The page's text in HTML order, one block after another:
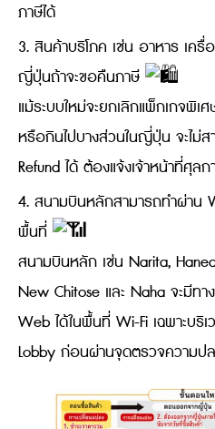
ภาษีได้
3. สินค้าบริโภค เช่น อาหาร เครื่
ญี่ปุ่นถ้าจะขอคืนภาษี
แม้ระบบใหม่จะยกเลิกแพ็กเกจพิเ
หรือกินไปบางส่วนในญี่ปุ่น จะไม่
Refund ได้ ต้องแจ้งเจ้าหน้าที่ศุล
4. สนามบินหลักสามารถทำผ่าน
พื้นที่
สนามบินหลัก เช่น Narita,
New Chitose และ Naha จะมีทา
Web ได้ในพื้นที่ Wi-Fi เฉพาะบริ
Lobby ก่อนผ่านจุดตรวจความป